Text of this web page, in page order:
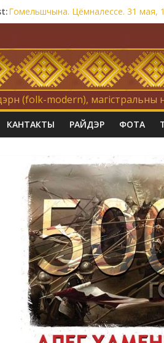
Гомельшчына. Цёмналессе. 31 мая,
Нічога не дарэмна. Невыносна
21 снежня
Новы самотнік «Коцік-бомж»
(folk-modern), магістральны
КАНТАКТЫ РАЙДЭР ФОТА